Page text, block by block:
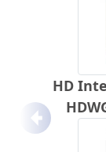
HD
Anterior